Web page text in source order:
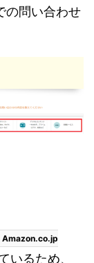
の問い合わせ
Amazon.co.jp
いるため、